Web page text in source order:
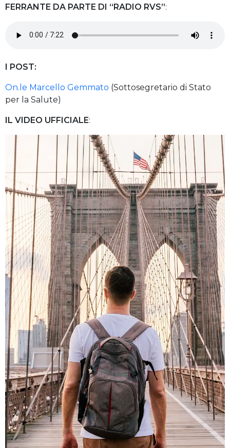
FERRANTE DA PARTE DI “RADIO RVS”:
I POST:
On.le Marcello Gemmato (Sottosegretario di Stato
per la Salute)
IL VIDEO UFFICIALE: